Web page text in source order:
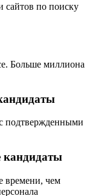
сайтов по поиску
Больше миллиона
подтвержденными
кандидаты
времени, чем